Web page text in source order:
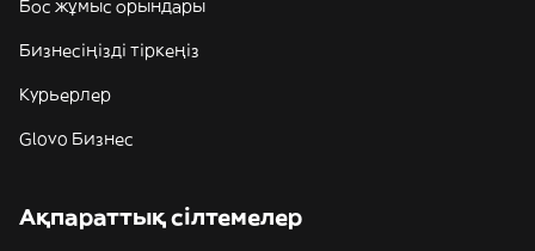
Бос жұмыс орындары
Бизнесіңізді тіркеңіз
Курьерлер
Glovo Бизнес
Ақпараттық сілтемелер